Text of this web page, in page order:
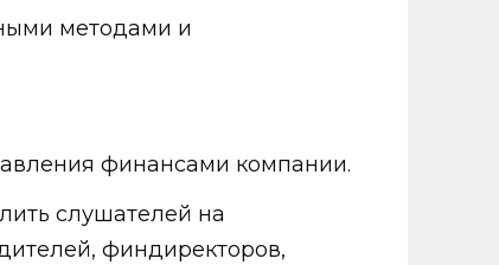
методами и
финансами компании.
слушателей на
финдиректоров,